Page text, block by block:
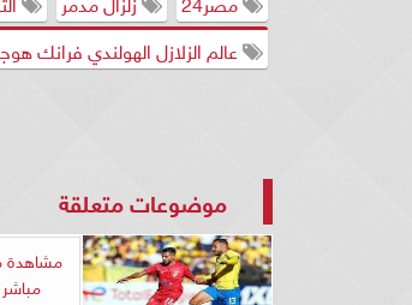
عالم الزلازل الهولندي فرانك
موضوعات متعلقة
مشاهدة